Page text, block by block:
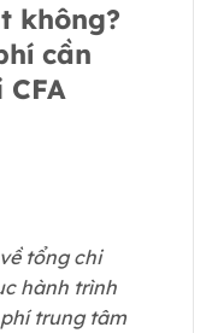
không?
cần
tổng chi
hành trình
trung tâm